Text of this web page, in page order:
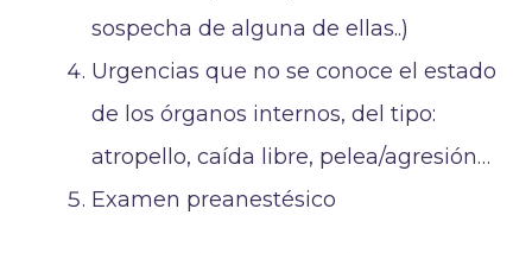
sospecha de alguna de ellas..)
Urgencias que no se conoce el estado
de los órganos internos, del tipo:
atropello, caída libre, pelea/agresión…
Examen preanestésico